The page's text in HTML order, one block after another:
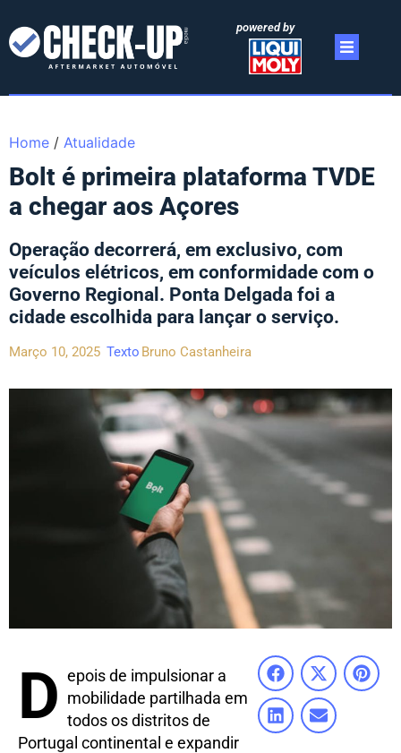
powered by
Home / Atualidade
Bolt é primeira plataforma TVDE
a chegar aos Açores
Operação decorrerá, em exclusivo, com
veículos elétricos, em conformidade com o
Governo Regional. Ponta Delgada foi a
cidade escolhida para lançar o serviço.
Março 10, 2025 Texto Bruno Castanheira
D epois de impulsionar a
mobilidade partilhada em
todos os distritos de
Portugal continental e expandir